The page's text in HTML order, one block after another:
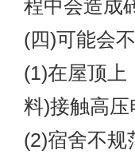
程中会造成
(四)可能会
(1)在屋顶上
料)接触高压
(2)宿舍不规